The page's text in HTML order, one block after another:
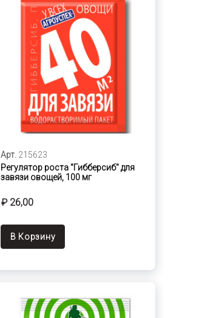
Арт. 215623
Регулятор роста "Гибберсиб" для
завязи овощей, 100 мг
₽ 26,00
В Корзину